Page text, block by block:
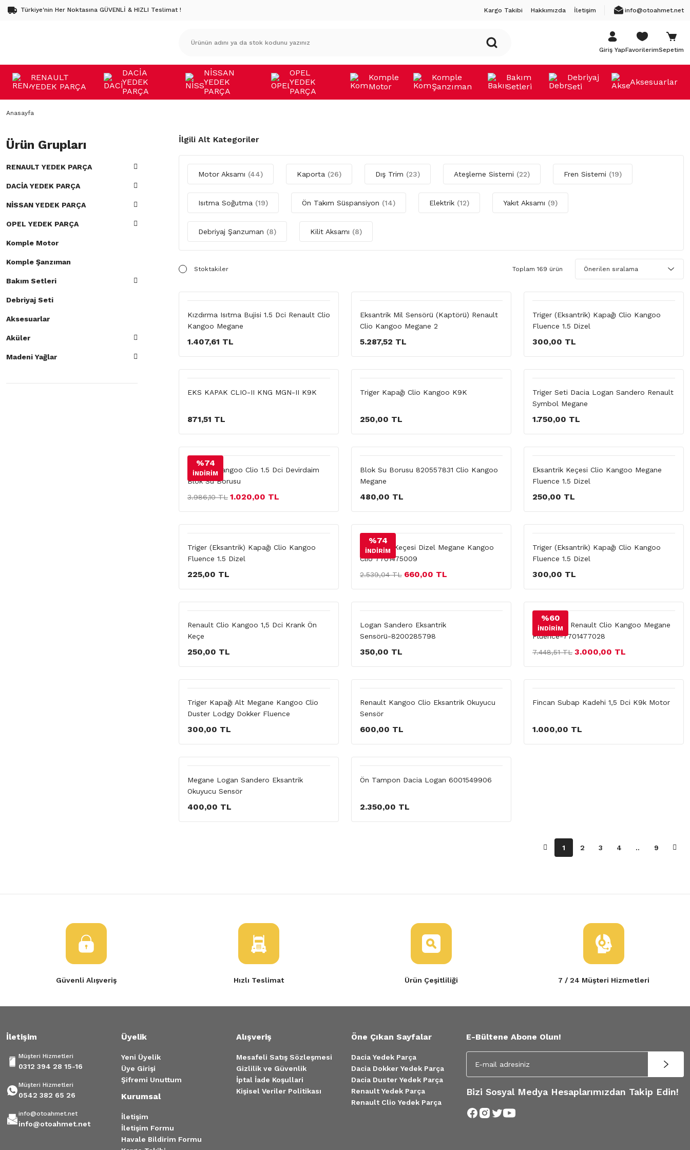
Türkiye'nin Her Noktasına GÜVENLİ & HIZLI Teslimat ! Kargo Takibi Hakkımızda İletişim info@otoahmet.net
Giriş YapFavorilerimSepetim
RENAULT
YEDEK PARÇA
DACİA
YEDEK
PARÇA
NİSSAN
YEDEK
PARÇA
OPEL
YEDEK
PARÇA
Komple
Motor
Komple
Şanzıman
Bakım
Setleri
Debriyaj
Seti
Aksesuarlar
Anasayfa
Ürün Grupları
RENAULT YEDEK PARÇA
DACİA YEDEK PARÇA
NİSSAN YEDEK PARÇA
OPEL YEDEK PARÇA
Komple Motor
Komple Şanzıman
Bakım Setleri
Debriyaj Seti
Aksesuarlar
Aküler
Madeni Yağlar
İlgili Alt Kategoriler
Motor Aksamı (44) Kaporta (26) Dış Trim (23) Ateşleme Sistemi (22) Fren Sistemi (19)
Isıtma Soğutma (19) Ön Takım Süspansiyon (14) Elektrik (12) Yakıt Aksamı (9)
Debriyaj Şanzuman (8) Kilit Aksamı (8)
Stoktakiler Toplam 169 ürün
Kızdırma Isıtma Bujisi 1.5 Dci Renault Clio
Kangoo Megane
1.407,61 TL
Eksantrik Mil Sensörü (Kaptörü) Renault
Clio Kangoo Megane 2
5.287,52 TL
Triger (Eksantrik) Kapağı Clio Kangoo
Fluence 1.5 Dizel
300,00 TL
EKS KAPAK CLIO-II KNG MGN-II K9K
871,51 TL
Triger Kapağı Clio Kangoo K9K
250,00 TL
Triger Seti Dacia Logan Sandero Renault
Symbol Megane
1.750,00 TL
%74
İNDİRİM
Renault Kangoo Clio 1.5 Dci Devirdaim
Blok Su Borusu
3.986,10 TL 1.020,00 TL
Blok Su Borusu 820557831 Clio Kangoo
Megane
480,00 TL
Eksantrik Keçesi Clio Kangoo Megane
Fluence 1.5 Dizel
250,00 TL
Triger (Eksantrik) Kapağı Clio Kangoo
Fluence 1.5 Dizel
225,00 TL
%74
İNDİRİM
Ön Krank Keçesi Dizel Megane Kangoo
Clio 7701475009
2.539,04 TL 660,00 TL
Triger (Eksantrik) Kapağı Clio Kangoo
Fluence 1.5 Dizel
300,00 TL
Renault Clio Kangoo 1,5 Dci Krank Ön
Keçe
250,00 TL
Logan Sandero Eksantrik
Sensörü-8200285798
350,00 TL
%60
İNDİRİM
Triger Seti Renault Clio Kangoo Megane
Fluence-7701477028
7.448,51 TL 3.000,00 TL
Triger Kapağı Alt Megane Kangoo Clio
Duster Lodgy Dokker Fluence
300,00 TL
Renault Kangoo Clio Eksantrik Okuyucu
Sensör
600,00 TL
Fincan Subap Kadehi 1,5 Dci K9k Motor
1.000,00 TL
Megane Logan Sandero Eksantrik
Okuyucu Sensör
400,00 TL
Ön Tampon Dacia Logan 6001549906
2.350,00 TL
1 2 3 4 .. 9
Güvenli Alışveriş Hızlı Teslimat Ürün Çeşitliliği 7 / 24 Müşteri Hizmetleri
İletişim
Müşteri Hizmetleri
0312 394 28 15-16
Müşteri Hizmetleri
0542 382 65 26
info@otoahmet.net
info@otoahmet.net
Üyelik
Yeni Üyelik
Üye Girişi
Şifremi Unuttum
Kurumsal
İletişim
İletişim Formu
Havale Bildirim Formu
Alışveriş
Mesafeli Satış Sözleşmesi
Gizlilik ve Güvenlik
İptal İade Koşullari
Kişisel Veriler Politikası
Öne Çıkan Sayfalar
Dacia Yedek Parça
Dacia Dokker Yedek Parça
Dacia Duster Yedek Parça
Renault Yedek Parça
Renault Clio Yedek Parça
E-Bültene Abone Olun!
Bizi Sosyal Medya Hesaplarımızdan Takip Edin!